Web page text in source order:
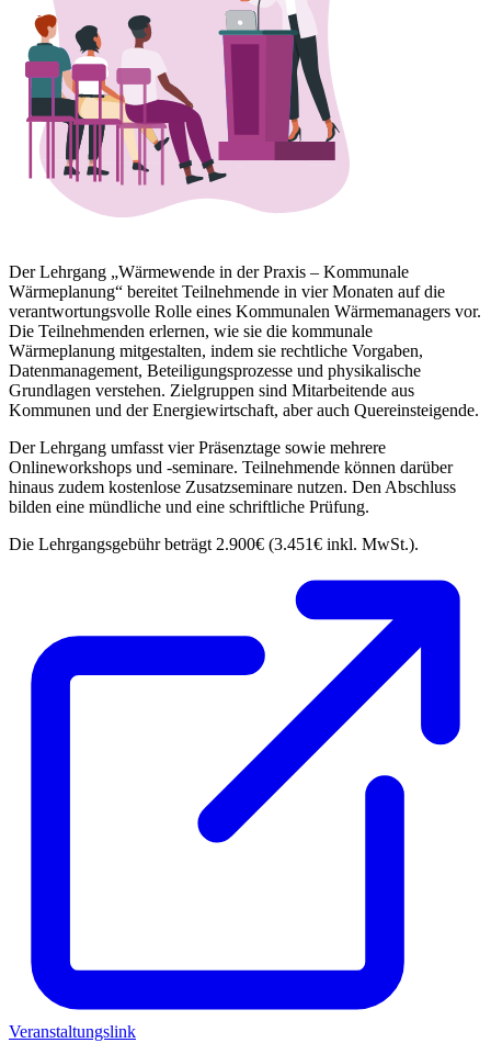
Der Lehrgang „Wärmewende in der Praxis – Kommunale
Wärmeplanung“ bereitet Teilnehmende in vier Monaten auf die
verantwortungsvolle Rolle eines Kommunalen Wärmemanagers vor.
Die Teilnehmenden erlernen, wie sie die kommunale
Wärmeplanung mitgestalten, indem sie rechtliche Vorgaben,
Datenmanagement, Beteiligungsprozesse und physikalische
Grundlagen verstehen. Zielgruppen sind Mitarbeitende aus
Kommunen und der Energiewirtschaft, aber auch Quereinsteigende.
Der Lehrgang umfasst vier Präsenztage sowie mehrere
Onlineworkshops und -seminare. Teilnehmende können darüber
hinaus zudem kostenlose Zusatzseminare nutzen. Den Abschluss
bilden eine mündliche und eine schriftliche Prüfung.
Die Lehrgangsgebühr beträgt 2.900€ (3.451€ inkl. MwSt.).
Veranstaltungslink